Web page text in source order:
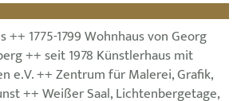
++ 1775-1799 Wohnhaus von Georg
++ seit 1978 Künstlerhaus mit
e.V. ++ Zentrum für Malerei, Grafik,
++ Weißer Saal, Lichtenbergetage,